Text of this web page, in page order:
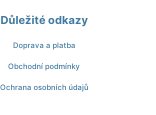
Důležité odkazy
Doprava a platba
Obchodní podmínky
Ochrana osobních údajů